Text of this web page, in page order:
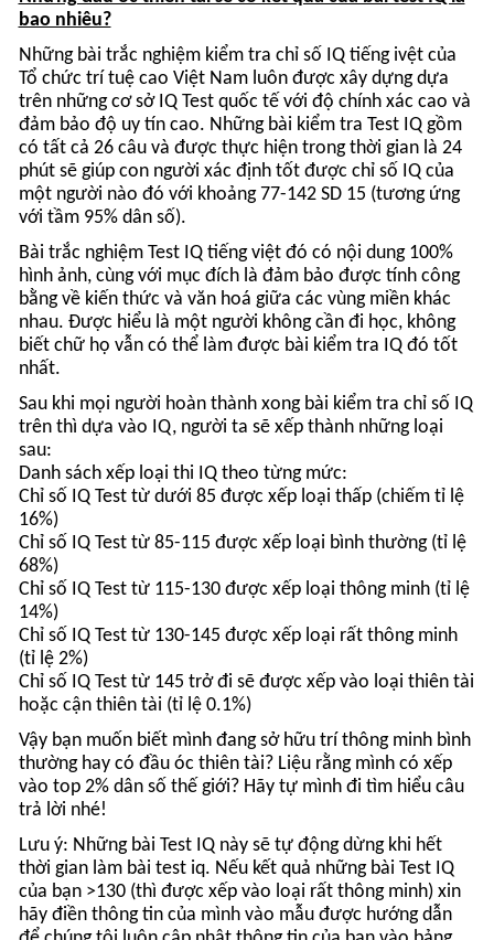
đảm bảo độ uy tín cao. Những bài kiểm tra Test IQ gồm
có tất cả 26 câu và được thực hiện trong thời gian là 24
phút sẽ giúp con người xác định tốt được chỉ số IQ của
một người nào đó với khoảng 77-142 SD 15 (tương ứng
với tầm 95% dân số).
Bài trắc nghiệm Test IQ tiếng việt đó có nội dung 100%
hình ảnh, cùng với mục đích là đảm bảo được tính công
bằng về kiến thức và văn hoá giữa các vùng miền khác
nhau. Được hiểu là một người không cần đi học, không
biết chữ họ vẫn có thể làm được bài kiểm tra IQ đó tốt
nhất.
Sau khi mọi người hoàn thành xong bài kiểm tra chỉ số IQ
trên thì dựa vào IQ, người ta sẽ xếp thành những loại
sau:
Danh sách xếp loại thi IQ theo từng mức:
Chỉ số IQ Test từ dưới 85 được xếp loại thấp (chiếm tỉ lệ
16%)
Chỉ số IQ Test từ 85-115 được xếp loại bình thường (tỉ lệ
68%)
Chỉ số IQ Test từ 115-130 được xếp loại thông minh (tỉ lệ
14%)
Chỉ số IQ Test từ 130-145 được xếp loại rất thông minh
(tỉ lệ 2%)
Chỉ số IQ Test từ 145 trở đi sẽ được xếp vào loại thiên tài
hoặc cận thiên tài (tỉ lệ 0.1%)
Vậy bạn muốn biết mình đang sở hữu trí thông minh bình
thường hay có đầu óc thiên tài? Liệu rằng mình có xếp
vào top 2% dân số thế giới? Hãy tự mình đi tìm hiểu câu
trả lời nhé!
Lưu ý: Những bài Test IQ này sẽ tự động dừng khi hết
thời gian làm bài test iq. Nếu kết quả những bài Test IQ
của bạn >130 (thì được xếp vào loại rất thông minh) xin
hãy điền thông tin của mình vào mẫu được hướng dẫn
để chúng tôi luôn cập nhật thông tin của bạn vào bảng
xếp hạng những Thành viên trí tuệ cao.
Tôi đã sẵn sàng!